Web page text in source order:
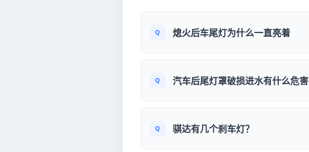
熄火后车尾灯为什么一直亮着
汽车后尾灯罩破损进水有什么危害
骐达有几个刹车灯？